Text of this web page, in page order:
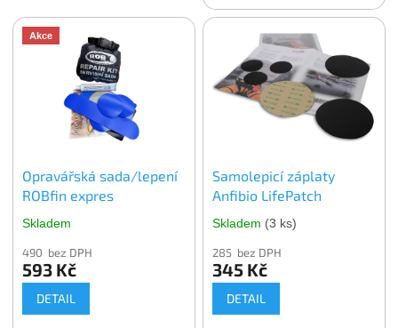
Akce
Opravářská sada/lepení
ROBfin expres
Skladem
490 bez DPH
593 Kč
DETAIL
Samolepicí záplaty
Anfibio LifePatch
Skladem (3 ks)
285 bez DPH
345 Kč
DETAIL